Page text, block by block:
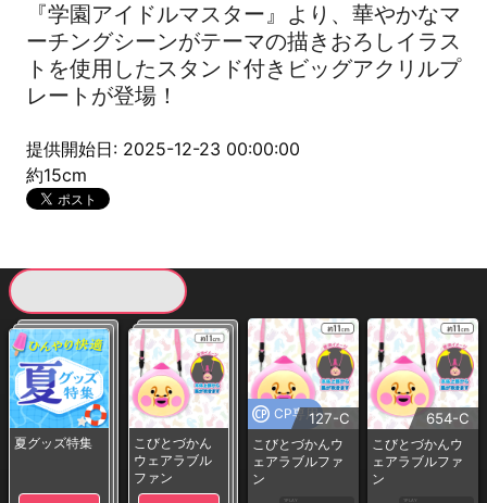
『学園アイドルマスター』より、華やかなマ
ーチングシーンがテーマの描きおろしイラス
トを使用したスタンド付きビッグアクリルプ
レートが登場！
提供開始日: 2025-12-23 00:00:00
約15cm
夏グッズ特集
こびとづかん
ウェアラブル
ファン
CP専用127-C
こびとづかんウ
ェアラブルファ
ン
1PLAY
654-C
こびとづかんウ
ェアラブルファ
ン
1PLAY